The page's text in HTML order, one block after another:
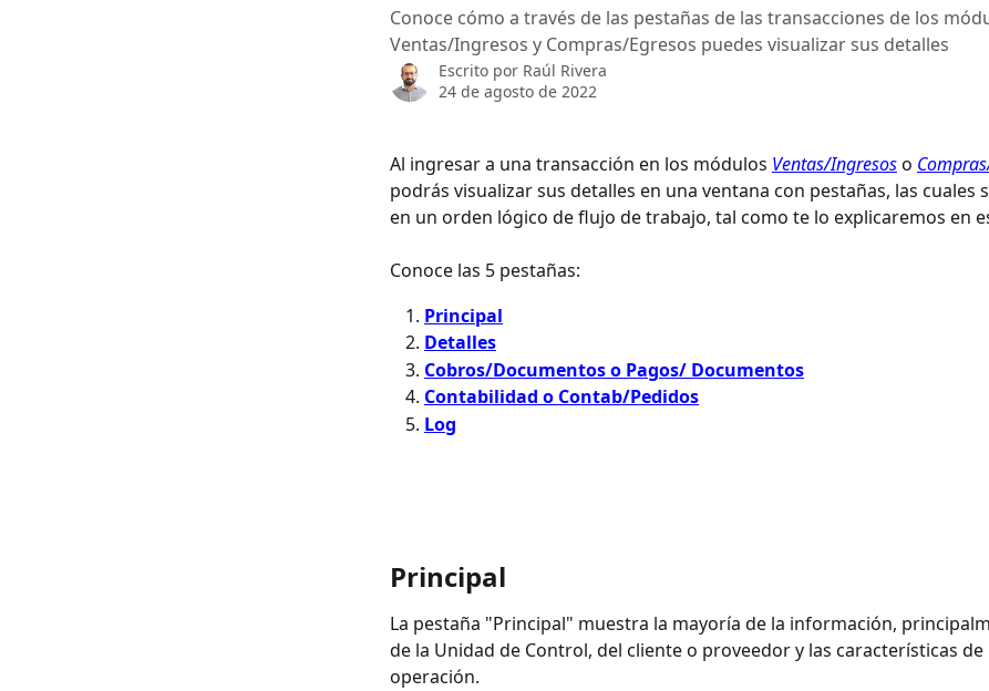
Conoce cómo a través de las pestañas de las transacciones de los
Ventas/Ingresos y Compras/Egresos puedes visualizar sus detalles
Escrito por Raúl Rivera
24 de agosto de 2022
Al ingresar a una transacción en los módulos Ventas/Ingresos o
podrás visualizar sus detalles en una ventana con pestañas, las cuales
en un orden lógico de flujo de trabajo, tal como te lo explicaremos en
Conoce las 5 pestañas:
Principal
Detalles
Cobros/Documentos o Pagos/ Documentos
Contabilidad o Contab/Pedidos
Log
Principal
La pestaña "Principal" muestra la mayoría de la información,
de la Unidad de Control, del cliente o proveedor y las características de
operación.